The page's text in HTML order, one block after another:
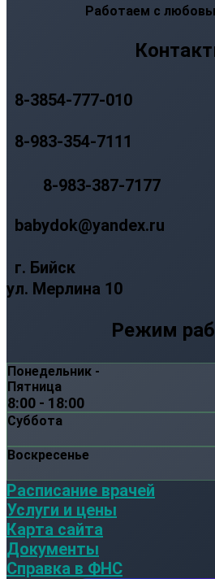
Работаем с
8-3854-777-010
8-983-354-7111
8-983-387-7177
babydok@yandex.ru
г. Бийск
ул. Мерлина 10
Режим
Понедельник -
Пятница
8:00 - 18:00
Суббота
Воскресенье
Расписание врачей
Услуги и цены
Карта сайта
Документы
Справка в ФНС